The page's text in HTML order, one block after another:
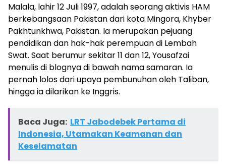
Malala, lahir 12 Juli 1997, adalah seorang aktivis HAM
berkebangsaan Pakistan dari kota Mingora, Khyber
Pakhtunkhwa, Pakistan. Ia merupakan pejuang
pendidikan dan hak-hak perempuan di Lembah
Swat. Saat berumur sekitar 11 dan 12, Yousafzai
menulis di blognya di bawah nama samaran. Ia
pernah lolos dari upaya pembunuhan oleh Taliban,
hingga ia dilarikan ke Inggris.
Baca Juga: LRT Jabodebek Pertama di
Indonesia, Utamakan Keamanan dan
Keselamatan